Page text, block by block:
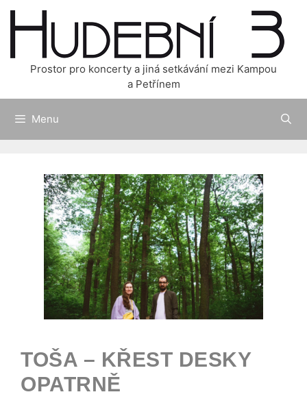
Přeskočit
Prostor pro koncerty a jiná setkávání mezi Kampou
a Petřínem
Menu
TOŠA – KŘEST DESKY
OPATRNĚ